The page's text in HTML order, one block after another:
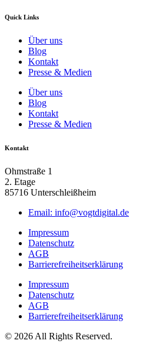
Quick Links
Über uns
Blog
Kontakt
Presse & Medien
Über uns
Blog
Kontakt
Presse & Medien
Kontakt
Ohmstraße 1
2. Etage
85716 Unterschleißheim
Email: info@vogtdigital.de
Impressum
Datenschutz
AGB
Barrierefreiheitserklärung
Impressum
Datenschutz
AGB
Barrierefreiheitserklärung
© 2026 All Rights Reserved.